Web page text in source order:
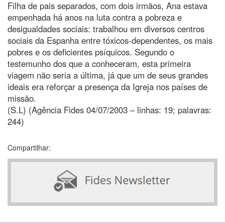
Filha de pais separados, com dois irmãos, Ana estava
empenhada há anos na luta contra a pobreza e
desigualdades sociais: trabalhou em diversos centros
sociais da Espanha entre tóxicos-dependentes, os mais
pobres e os deficientes psíquicos. Segundo o
testemunho dos que a conheceram, esta primeira
viagem não seria a última, já que um de seus grandes
ideais era reforçar a presença da Igreja nos países de
missão.
(S.L) (Agência Fides 04/07/2003 – linhas: 19; palavras:
244)
Compartilhar: